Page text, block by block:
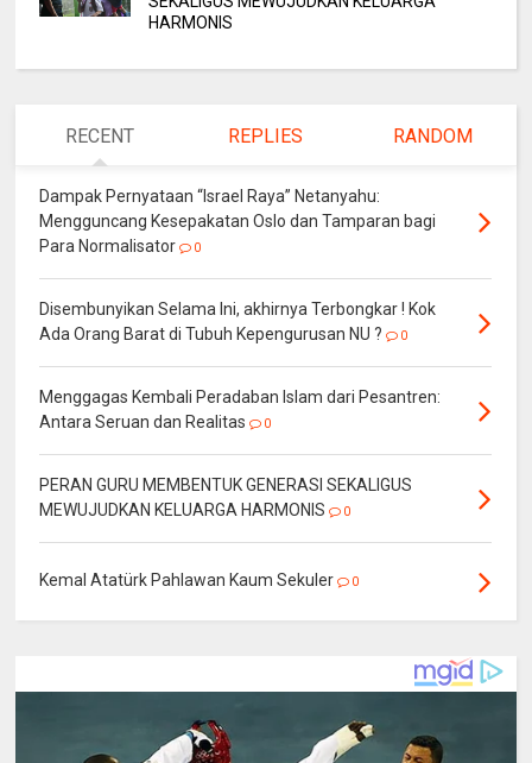
HARMONIS
RECENT REPLIES RANDOM
Dampak Pernyataan “Israel Raya” Netanyahu:
Mengguncang Kesepakatan Oslo dan Tamparan bagi
Para Normalisator
0
Disembunyikan Selama Ini, akhirnya Terbongkar ! Kok
Ada Orang Barat di Tubuh Kepengurusan NU ?
0
Menggagas Kembali Peradaban Islam dari Pesantren:
Antara Seruan dan Realitas
0
PERAN GURU MEMBENTUK GENERASI SEKALIGUS
MEWUJUDKAN KELUARGA HARMONIS
0
Kemal Atatürk Pahlawan Kaum Sekuler 0